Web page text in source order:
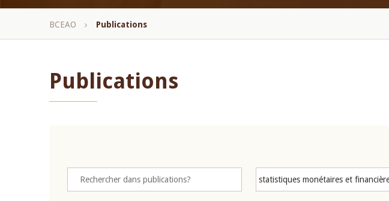
Fil
BCEAO Publications
Publications